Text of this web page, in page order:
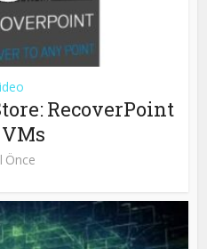
RecoverPoint
Önce